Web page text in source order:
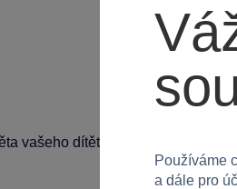
vašeho dítěte medvěda, který
Používáme
a dále pro